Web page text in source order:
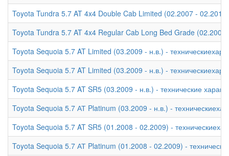
Toyota Tundra 5.7 AT 4x4 Double Cab Limited (02.2007 - 02.2010)
Toyota Tundra 5.7 AT 4x4 Regular Cab Long Bed Grade (02.2007
Toyota Sequoia 5.7 AT Limited (03.2009 - н.в.) -
Toyota Sequoia 5.7 AT Limited (03.2009 - н.в.) -
Toyota Sequoia 5.7 AT SR5 (03.2009 - н.в.) - технические
Toyota Sequoia 5.7 АТ Platinum (03.2009 - н.в.) -
Toyota Sequoia 5.7 AT SR5 (01.2008 - 02.2009) -
Toyota Sequoia 5.7 АТ Platinum (01.2008 - 02.2009) -